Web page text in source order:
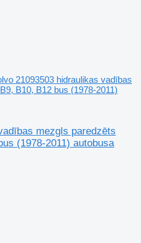
21093503 hidraulikas vadības
B10, B12 bus (1978-2011)
mezgls paredzēts
(1978-2011) autobusa